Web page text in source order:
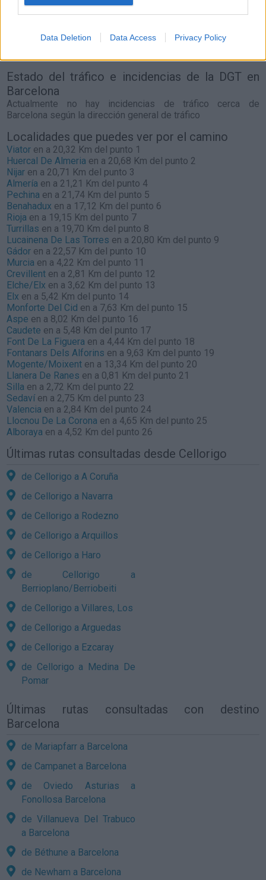
Data Deletion Data Access Privacy Policy
Estado del tráfico e incidencias de la DGT en
Cellorigo
Actualmente no hay incidencias de tráfico cerca deCellorigo
Estado del tráfico e incidencias de la DGT en
Barcelona
Actualmente no hay incidencias de tráfico cerca de
Barcelona según la dirección general de tráfico
Localidades que puedes ver por el camino
Viator en a 20,32 Km del punto 1
Huercal De Almeria en a 20,68 Km del punto 2
Nijar en a 20,71 Km del punto 3
Almería en a 21,21 Km del punto 4
Pechina en a 21,74 Km del punto 5
Benahadux en a 17,12 Km del punto 6
Rioja en a 19,15 Km del punto 7
Turrillas en a 19,70 Km del punto 8
Lucainena De Las Torres en a 20,80 Km del punto 9
Gádor en a 22,57 Km del punto 10
Murcia en a 4,22 Km del punto 11
Crevillent en a 2,81 Km del punto 12
Elche/Elx en a 3,62 Km del punto 13
Elx en a 5,42 Km del punto 14
Monforte Del Cid en a 7,63 Km del punto 15
Aspe en a 8,02 Km del punto 16
Caudete en a 5,48 Km del punto 17
Font De La Figuera en a 4,44 Km del punto 18
Fontanars Dels Alforins en a 9,63 Km del punto 19
Mogente/Moixent en a 13,34 Km del punto 20
Llanera De Ranes en a 0,81 Km del punto 21
Silla en a 2,72 Km del punto 22
Sedaví en a 2,75 Km del punto 23
Valencia en a 2,84 Km del punto 24
Llocnou De La Corona en a 4,65 Km del punto 25
Alboraya en a 4,52 Km del punto 26
Últimas rutas consultadas desde Cellorigo
de Cellorigo a A Coruña
de Cellorigo a Navarra
de Cellorigo a Rodezno
de Cellorigo a Arquillos
de Cellorigo a Haro
de Cellorigo a
Berrioplano/Berriobeiti
de Cellorigo a Villares, Los
de Cellorigo a Arguedas
de Cellorigo a Ezcaray
de Cellorigo a Medina De
Pomar
Últimas rutas consultadas con destino
Barcelona
de Mariapfarr a Barcelona
de Campanet a Barcelona
de Oviedo Asturias a
Fonollosa Barcelona
de Villanueva Del Trabuco
a Barcelona
de Béthune a Barcelona
de Newham a Barcelona